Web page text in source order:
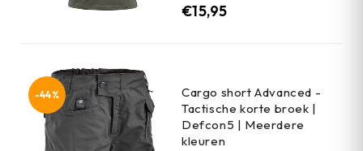
€15,95
-44%
Cargo short Advanced -
Tactische korte broek |
Defcon5 | Meerdere
kleuren